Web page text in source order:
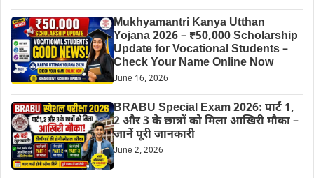
Mukhyamantri Kanya Utthan
Yojana 2026 – ₹50,000 Scholarship
Update for Vocational Students –
Check Your Name Online Now
June 16, 2026
BRABU Special Exam 2026: पार्ट 1,
2 और 3 के छात्रों को मिला आखिरी मौका –
जानें पूरी जानकारी
June 2, 2026